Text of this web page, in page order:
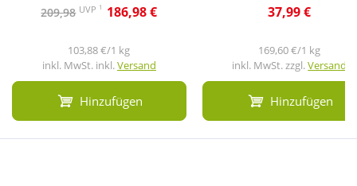
209,98 UVP 1 186,98 €
103,88 €/1 kg
inkl. MwSt. inkl.Versand
Hinzufügen
37,99 €
169,60 €/1 kg
inkl. MwSt. zzgl.Versand
Hinzufügen